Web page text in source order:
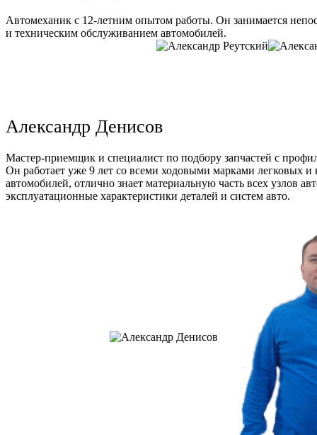
Автомеханик с 12-летним опытом работы. Он занимается
и техническим обслуживанием автомобилей.
Александр Денисов
Мастер-приемщик и специалист по подбору запчастей с
Он работает уже 9 лет со всеми ходовыми марками легковых и
автомобилей, отлично знает материальную часть всех узлов
эксплуатационные характеристики деталей и систем авто.